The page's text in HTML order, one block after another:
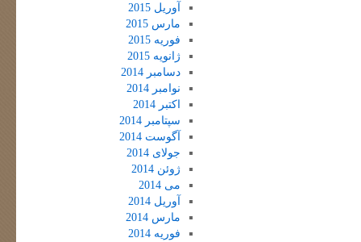
آوریل 2015
مارس 2015
فوریه 2015
ژانویه 2015
دسامبر 2014
نوامبر 2014
اکتبر 2014
سپتامبر 2014
آگوست 2014
جولای 2014
ژوئن 2014
می 2014
آوریل 2014
مارس 2014
فوریه 2014